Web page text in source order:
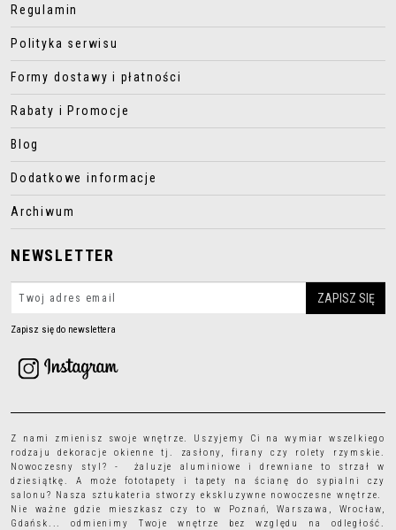
Regulamin
Polityka serwisu
Formy dostawy i płatności
Rabaty i Promocje
Blog
Dodatkowe informacje
Archiwum
NEWSLETTER
Zapisz się do newslettera
Z nami zmienisz swoje wnętrze. Uszyjemy Ci na wymiar wszelkiego
rodzajudekoracje okienne tj. zasłony, firany czy rolety rzymskie.
Nowoczesny styl? - żaluzje aluminiowe i drewniane to strzał w
dziesiątkę. A może fototapety i tapety
na ścianę do sypialni czy
salonu? Nasza sztukateria stworzy ekskluzywne nowoczesne wnętrze.
Nie ważne gdzie mieszkasz czy to w Poznań, Warszawa, Wrocław,
Gdańsk... odmienimy Twoje wnętrze bez względu na odległość.